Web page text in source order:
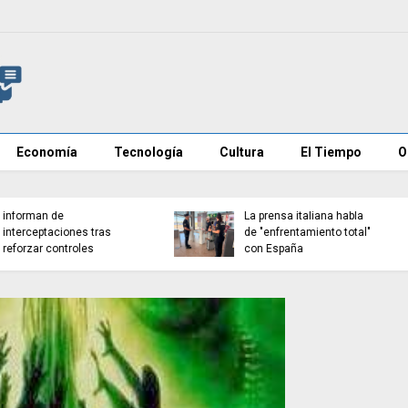
Economía Tecnología Cultura El Tiempo
Detenido en Zamora tras
retener y agredir a su
pareja
Sánchez refuerza la
seguridad en La Mareta y
confisca móviles